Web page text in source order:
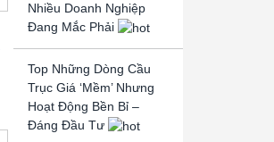
Nhiều Doanh Nghiệp
Đang Mắc Phải
Top Những Dòng Cầu
Trục Giá ‘Mềm’ Nhưng
Hoạt Động Bền Bỉ –
Đáng Đầu Tư